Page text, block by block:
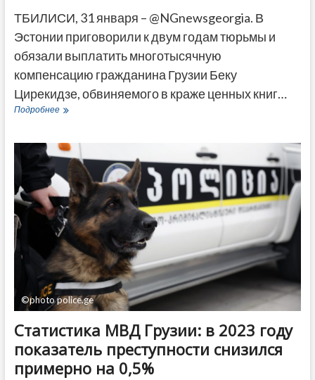
ТБИЛИСИ, 31 января – @NGnewsgeorgia. В
Эстонии приговорили к двум годам тюрьмы и
обязали выплатить многотысячную
компенсацию гражданина Грузии Беку
Цирекидзе, обвиняемого в краже ценных книг…
ПодробнееГражданина
к
тюрьме
в
Эстонии
за
кражу
прижизненных
изданий
Пушкина
©photo police.ge
Статистика МВД Грузии: в 2023 году
показатель преступности снизился
примерно на 0,5%